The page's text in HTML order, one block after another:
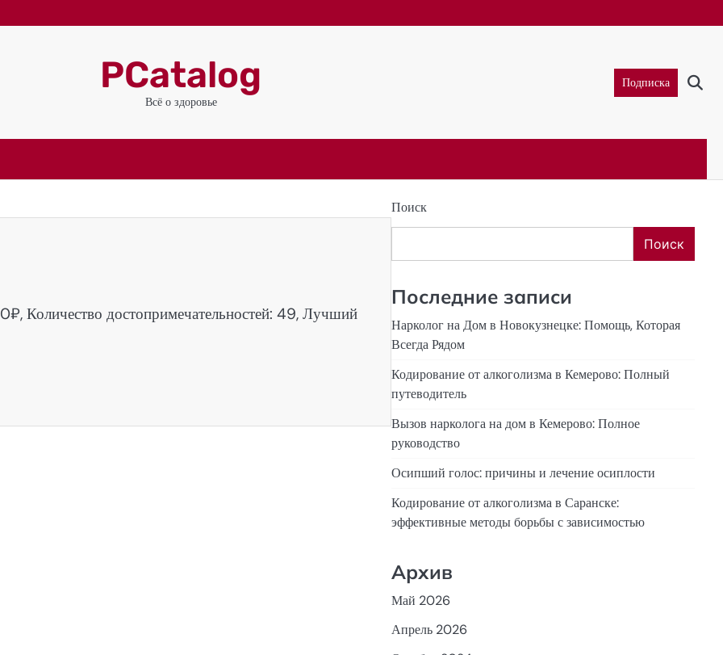
PCatalog
Всё о здоровье
Подписка
Количество достопримечательностей: 49, Лучший
Поиск
Поиск
Последние записи
Нарколог на Дом в Новокузнецке: Помощь, Которая
Всегда Рядом
Кодирование от алкоголизма в Кемерово: Полный
путеводитель
Вызов нарколога на дом в Кемерово: Полное
руководство
Осипший голос: причины и лечение осиплости
Кодирование от алкоголизма в Саранске:
эффективные методы борьбы с зависимостью
Архив
Май 2026
Апрель 2026